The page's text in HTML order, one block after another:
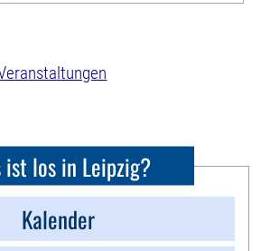
ist los in Leipzig?
Kalender